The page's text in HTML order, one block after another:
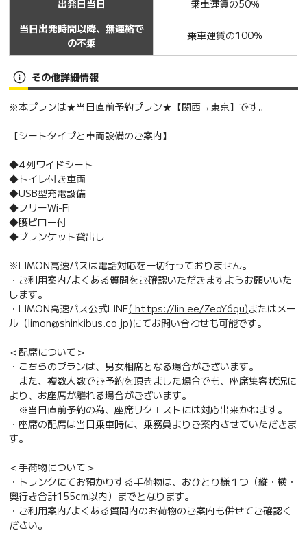
出発日当日
乗車運賃の50％
当日出発時間以降、無連絡で
の不乗
乗車運賃の100％
その他詳細情報
※本プランは★当日直前予約プラン★【関西→東京】です。
【シートタイプと車両設備のご案内】
◆4列ワイドシート
◆トイレ付き車両
◆USB型充電設備
◆フリーWi-Fi
◆腰ピロー付
◆ブランケット貸出し
※LIMON高速バスは電話対応を一切行っておりません。
・ご利用案内/よくある質問をご確認いただきますようお願いいた
します。
・LIMON高速バス公式LINE( https://lin.ee/ZeoY6qu)またはメー
ル（limon@shinkibus.co.jp)にてお問い合わせも可能です。
＜配席について＞
・こちらのプランは、男女相席となる場合がございます。
また、複数人数でご予約を頂きました場合でも、座席集客状況に
より、お座席が離れる場合がございます。
※当日直前予約の為、座席リクエストには対応出来かねます。
・座席の配席は当日乗車時に、乗務員よりご案内させていただきま
す。
＜手荷物について＞
・トランクにてお預かりする手荷物は、おひとり様１つ（縦・横・
奥行き合計155cm以内）までとなります。
・ご利用案内/よくある質問内のお荷物のご案内も併せてご確認く
ださい。